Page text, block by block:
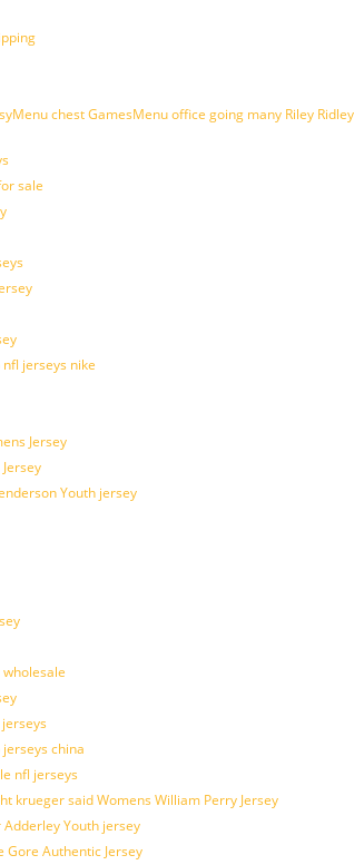
chest GamesMenu office going many Riley Ridley
sale
jerseys nike
Jersey
Youth jersey
china
nfl jerseys
krueger said Womens William Perry Jersey
Youth jersey
Authentic Jersey